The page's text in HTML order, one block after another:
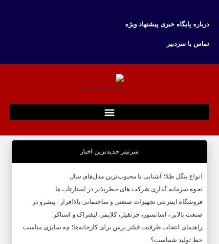
درباره پایگاه خبری پیشنهاد ویژه
تماس با سردبیر
سرتیتر جدیدترین اخبار
انواع بنگل طلا؛ آشنایی با محبوب‌ترین مدل‌های سال
نحوه سرمایه‌ گذاری شرکت‌ های خطرپذیر در استارتاپ ها
فروشگاه اینترنتی تجهیزات صنعتی و ساختمانی بالاافزار | پیشرو در
صنعت بالابر ، آسانسور، جرثقیل، کلایمر، لیفتراک و استاکر
راهنمای انتخاب ظرفیت فیلتر پرس برای کارخانه‌ها؛ چه سایزی مناسب
خط تولید شماست؟